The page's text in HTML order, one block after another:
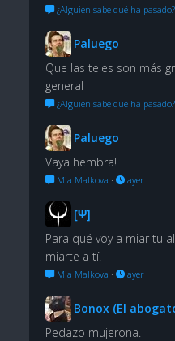
¿Alguien sabe qué ha pasado?
Paluego
Que las teles son más
general
¿Alguien sabe qué ha pasado?
Paluego
Vaya hembra!
Mia Malkova · ayer
[Ψ]
Para qué voy a miar tu
miarte a tí.
Mia Malkova · ayer
Bonox (El
Pedazo mujerona.